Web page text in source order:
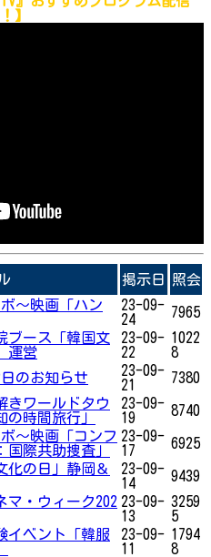
】
掲示日 照会
～映画「ハン
23-09-
24
7965
ブース「韓国文
運営
23-09-
22
1022
8
のお知らせ
23-09-
21
7380
きワールドタウ
の時間旅行」
23-09-
19
8740
～映画「コンフ
国際共助捜査」
23-09-
17
6925
化の日」静岡＆
23-09-
14
9439
マ・ウィーク202 23-09-
13
3259
5
イベント「韓服
23-09-
11
1794
8